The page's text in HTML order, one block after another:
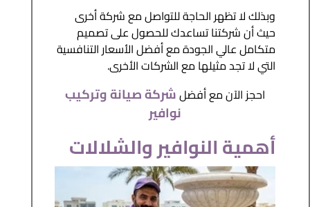
وبذلك لا تظهر الحاجة للتواصل مع شركة أخرى
حيث أن شركتنا تساعدك للحصول على تصميم
متكامل عالي الجودة مع أفضل الأسعار التنافسية
التي لا تجد مثيلها مع الشركات الأخرى.
احجز الآن مع أفضلشركة صيانة وتركيب
نوافير
أهمية النوافير والشلالات